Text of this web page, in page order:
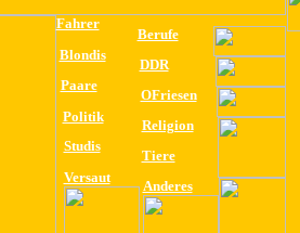
Fahrer
Berufe
Blondis
DDR
Paare
OFriesen
Politik
Religion
Studis
Tiere
Versaut
Anderes